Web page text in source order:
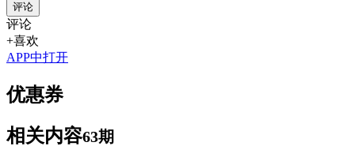
评论
评论
+喜欢
APP中打开
优惠券
相关内容63期